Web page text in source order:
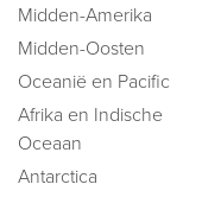
Midden-Amerika
Midden-Oosten
Oceanië en Pacific
Afrika en Indische
Oceaan
Antarctica